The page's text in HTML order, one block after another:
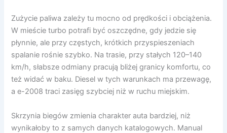
Zużycie paliwa zależy tu mocno od prędkości i obciążenia.
W mieście turbo potrafi być oszczędne, gdy jedzie się
płynnie, ale przy częstych, krótkich przyspieszeniach
spalanie rośnie szybko. Na trasie, przy stałych 120–140
km/h, słabsze odmiany pracują bliżej granicy komfortu, co
też widać w baku. Diesel w tych warunkach ma przewagę,
a e-2008 traci zasięg szybciej niż w ruchu miejskim.
Skrzynia biegów zmienia charakter auta bardziej, niż
wynikałoby to z samych danych katalogowych. Manual